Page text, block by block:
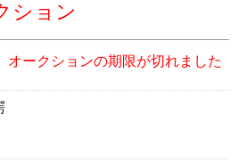
ション
オークションの期限が切れました